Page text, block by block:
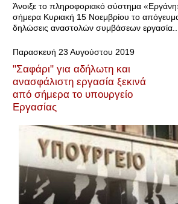
Άνοιξε το πληροφοριακό σύστημα
σήμερα Κυριακή 15 Νοεμβρίου το
δηλώσεις αναστολών συμβάσεων εργασία...
Παρασκευή 23 Αυγούστου 2019
"Σαφάρι" για αδήλωτη και
ανασφάλιστη εργασία ξεκινά
από σήμερα το υπουργείο
Εργασίας